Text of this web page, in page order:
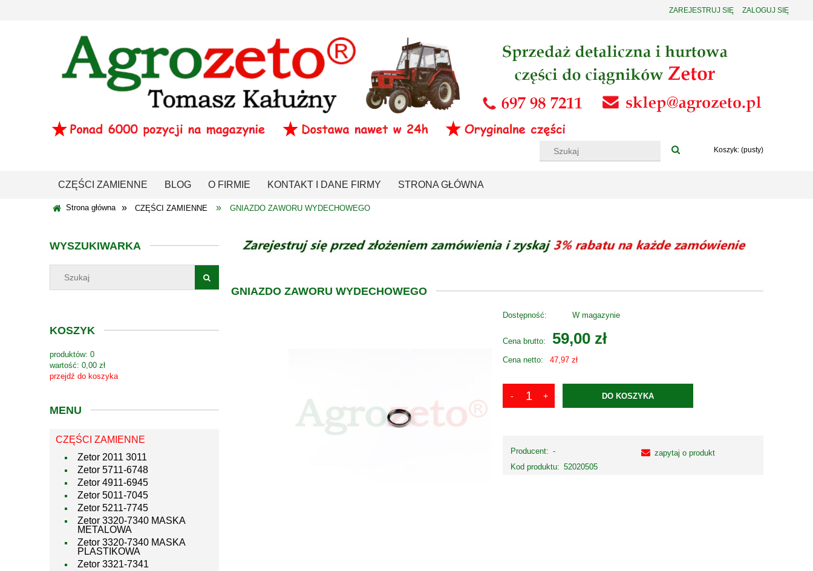
ZAREJESTRUJ SIĘ ZALOGUJ SIĘ
Koszyk: (pusty)
CZĘŚCI ZAMIENNE BLOG O FIRMIE KONTAKT I DANE FIRMY STRONA GŁÓWNA
Strona główna » CZĘŚCI ZAMIENNE » GNIAZDO ZAWORU WYDECHOWEGO
WYSZUKIWARKA
KOSZYK
produktów: 0
wartość: 0,00 zł
przejdź do koszyka
MENU
CZĘŚCI ZAMIENNE
Zetor 2011 3011
Zetor 5711-6748
Zetor 4911-6945
Zetor 5011-7045
Zetor 5211-7745
Zetor 3320-7340 MASKA
METALOWA
Zetor 3320-7340 MASKA
PLASTIKOWA
Zetor 3321-7341
GNIAZDO ZAWORU WYDECHOWEGO
Dostępność: W magazynie
Cena brutto: 59,00 zł
Cena netto: 47,97 zł
DO KOSZYKA
Producent: -
Kod produktu: 52020505
zapytaj o produkt